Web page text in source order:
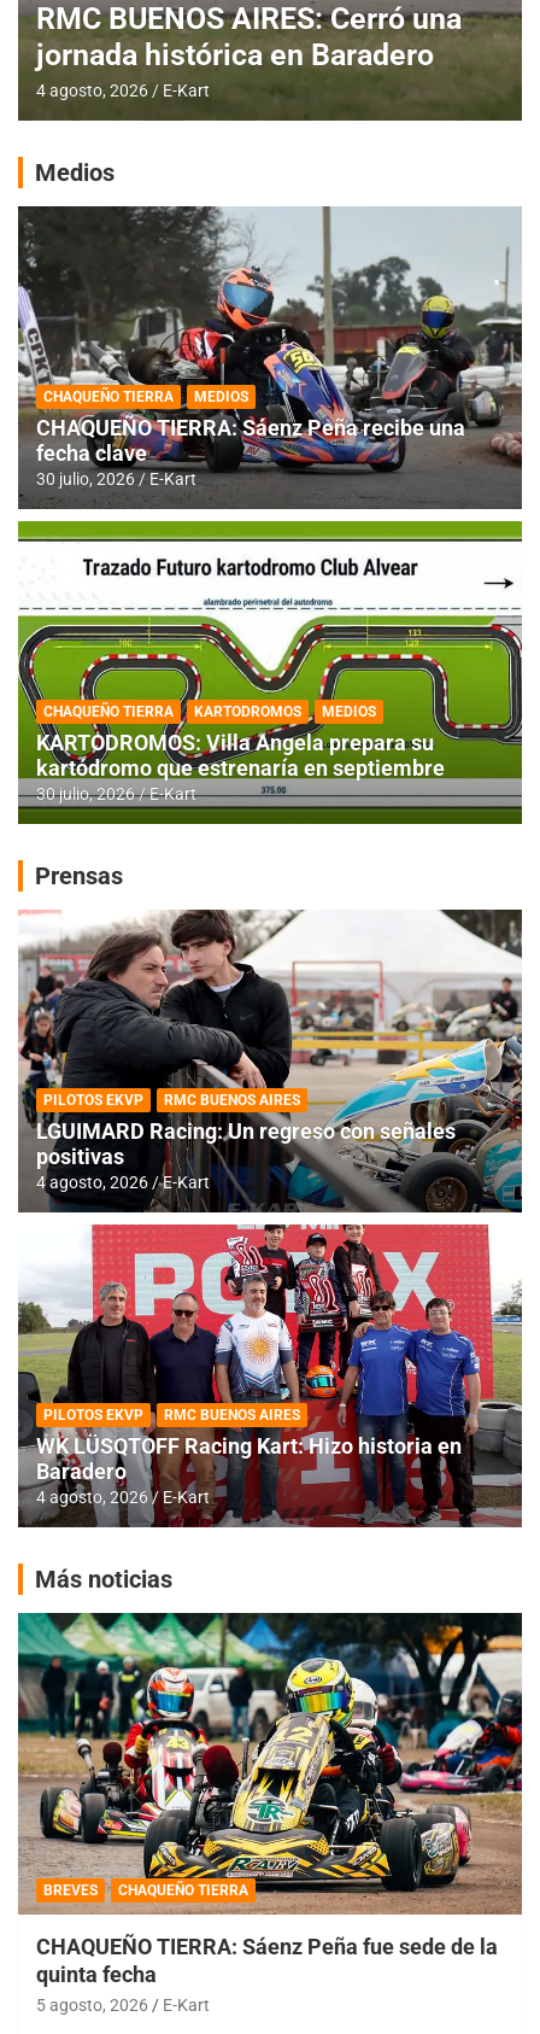
RMC BUENOS AIRES: Cerró una
jornada histórica en Baradero
4 agosto, 2026 E-Kart
Medios
CHAQUEÑO TIERRA MEDIOS
CHAQUEÑO TIERRA: Sáenz Peña recibe una
fecha clave
30 julio, 2026 E-Kart
CHAQUEÑO TIERRA KARTODROMOS MEDIOS
KARTODROMOS: Villa Angela prepara su
kartódromo que estrenaría en septiembre
30 julio, 2026 E-Kart
Prensas
PILOTOS EKVP RMC BUENOS AIRES
LGUIMARD Racing: Un regreso con señales
positivas
4 agosto, 2026 E-Kart
PILOTOS EKVP RMC BUENOS AIRES
WK LÜSQTOFF Racing Kart: Hizo historia en
Baradero
4 agosto, 2026 E-Kart
Más noticias
BREVES CHAQUEÑO TIERRA
CHAQUEÑO TIERRA: Sáenz Peña fue sede de la
quinta fecha
5 agosto, 2026 E-Kart